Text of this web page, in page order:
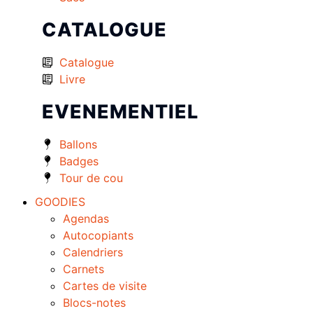
CATALOGUE
Catalogue
Livre
EVENEMENTIEL
Ballons
Badges
Tour de cou
GOODIES
Agendas
Autocopiants
Calendriers
Carnets
Cartes de visite
Blocs-notes